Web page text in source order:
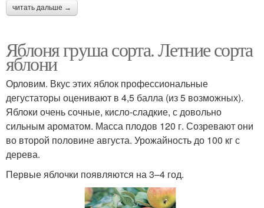
читать дальше →
Яблоня груша сорта. Летние сорта
яблони
Орловим. Вкус этих яблок профессиональные
дегустаторы оценивают в 4,5 балла (из 5 возможных).
Яблоки очень сочные, кисло-сладкие, с довольно
сильным ароматом. Масса плодов 120 г. Созревают они
во второй половине августа. Урожайность до 100 кг с
дерева.
Первые яблочки появляются на 3–4 год.